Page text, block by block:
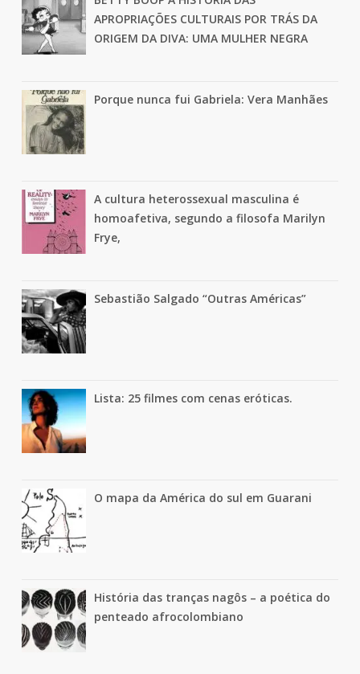
APROPRIAÇÕES CULTURAIS POR TRÁS DA
ORIGEM DA DIVA: UMA MULHER NEGRA
Porque nunca fui Gabriela: Vera Manhães
A cultura heterossexual masculina é
homoafetiva, segundo a filosofa Marilyn
Frye,
Sebastião Salgado “Outras Américas”
Lista: 25 filmes com cenas eróticas.
O mapa da América do sul em Guarani
História das tranças nagôs – a poética do
penteado afrocolombiano